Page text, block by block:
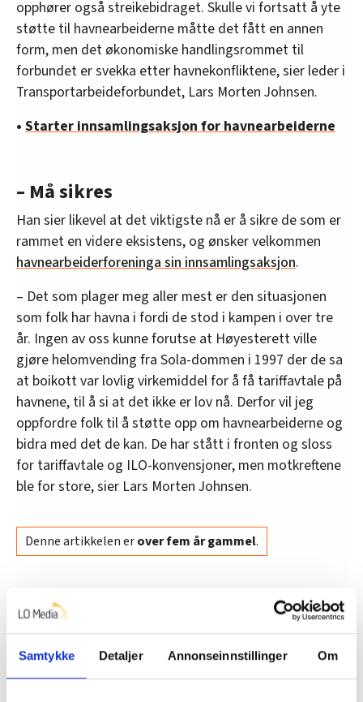
Samtykke Detaljer Annonseinnstillinger Om
opphører også streikebidraget. Skulle vi fortsatt å yte
støtte til havnearbeiderne måtte det fått en annen
form, men det økonomiske handlingsrommet til
forbundet er svekka etter havnekonfliktene, sier leder i
Transportarbeideforbundet, Lars Morten Johnsen.
• Starter innsamlingsaksjon for havnearbeiderne
– Må sikres
Han sier likevel at det viktigste nå er å sikre de som er
rammet en videre eksistens, og ønsker velkommen
havnearbeiderforeninga sin innsamlingsaksjon.
– Det som plager meg aller mest er den situasjonen
som folk har havna i fordi de stod i kampen i over tre
år. Ingen av oss kunne forutse at Høyesterett ville
gjøre helomvending fra Sola-dommen i 1997 der de sa
at boikott var lovlig virkemiddel for å få tariffavtale på
havnene, til å si at det ikke er lov nå. Derfor vil jeg
oppfordre folk til å støtte opp om havnearbeiderne og
bidra med det de kan. De har stått i fronten og sloss
for tariffavtale og ILO-konvensjoner, men motkreftene
ble for store, sier Lars Morten Johnsen.
Denne artikkelen erover fem år gammel.
Nyheter